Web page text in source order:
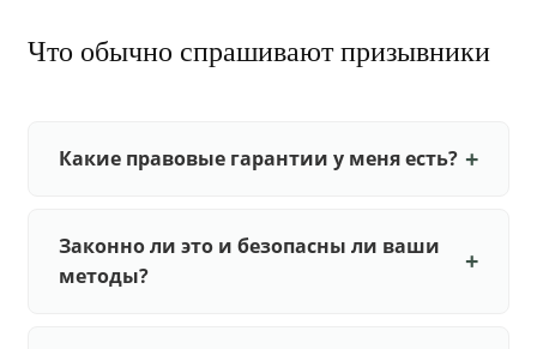
Что обычно спрашивают призывники
Какие правовые гарантии у меня есть?
Законно ли это и безопасны ли ваши
методы?